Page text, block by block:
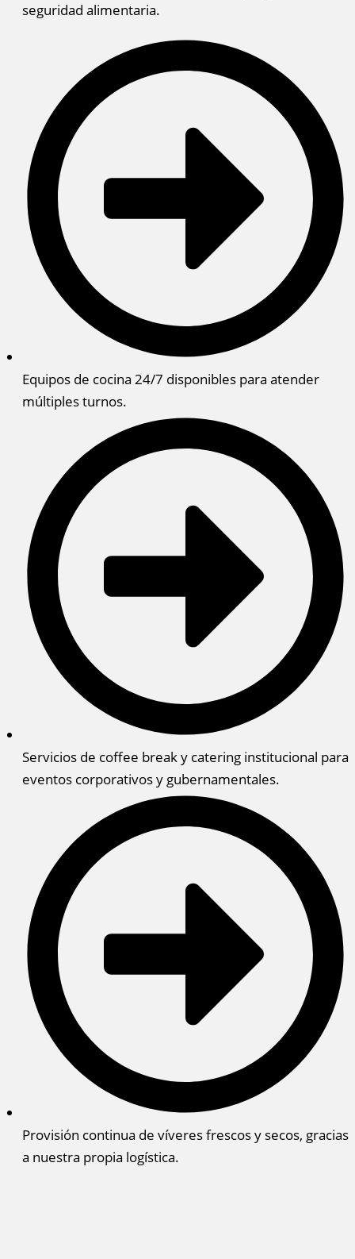
seguridad alimentaria.
Equipos de cocina 24/7 disponibles para atender
múltiples turnos.
Servicios de coffee break y catering institucional para
eventos corporativos y gubernamentales.
Provisión continua de víveres frescos y secos, gracias
a nuestra propia logística.